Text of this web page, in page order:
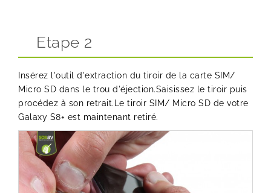
Etape 2
Insérez l'outil d'extraction du tiroir de la carte SIM/
Micro SD dans le trou d'éjection.Saisissez le tiroir puis
procédez à son retrait.Le tiroir SIM/ Micro SD de votre
Galaxy S8+ est maintenant retiré.